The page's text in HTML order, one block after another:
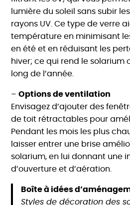
lumière du soleil sans subir
rayons UV. Ce type de verre
température en minimisant
en été et en réduisant les
hiver; ce qui rend le solarium
long de l’année.
–Options de ventilation
Envisagez d’ajouter des
de toit rétractables pour
Pendant les mois les plus
laisser entrer une brise
solarium, en lui donnant une
d’ouverture et d’aération.
Boîte à idées
Styles de décoration des